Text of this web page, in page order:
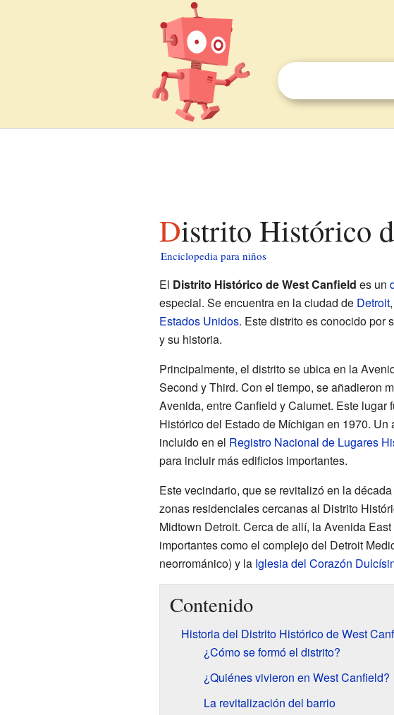
Distrito Histórico
Enciclopedia para niños
El Distrito Histórico de West Canfield es un
especial. Se encuentra en la ciudad de Detroit
Estados Unidos. Este distrito es conocido por
y su historia.
Principalmente, el distrito se ubica en la
Second y Third. Con el tiempo, se añadieron
Avenida, entre Canfield y Calumet. Este lugar
Histórico del Estado de Míchigan en 1970. Un
incluido en el Registro Nacional de Lugares
para incluir más edificios importantes.
Este vecindario, que se revitalizó en la
zonas residenciales cercanas al Distrito
Midtown Detroit. Cerca de allí, la Avenida
importantes como el complejo del Detroit
neorrománico) y la Iglesia del Corazón
Contenido
Historia del Distrito Histórico de West
¿Cómo se formó el distrito?
¿Quiénes vivieron en West Canfield?
La revitalización del barrio